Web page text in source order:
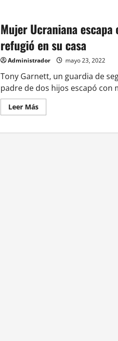
Mujer Ucraniana
refugió en su casa
Administrador mayo 23, 2022
Tony Garnett, un guardia de
padre de dos hijos escapó con
Leer MásLeer
más
Mujer